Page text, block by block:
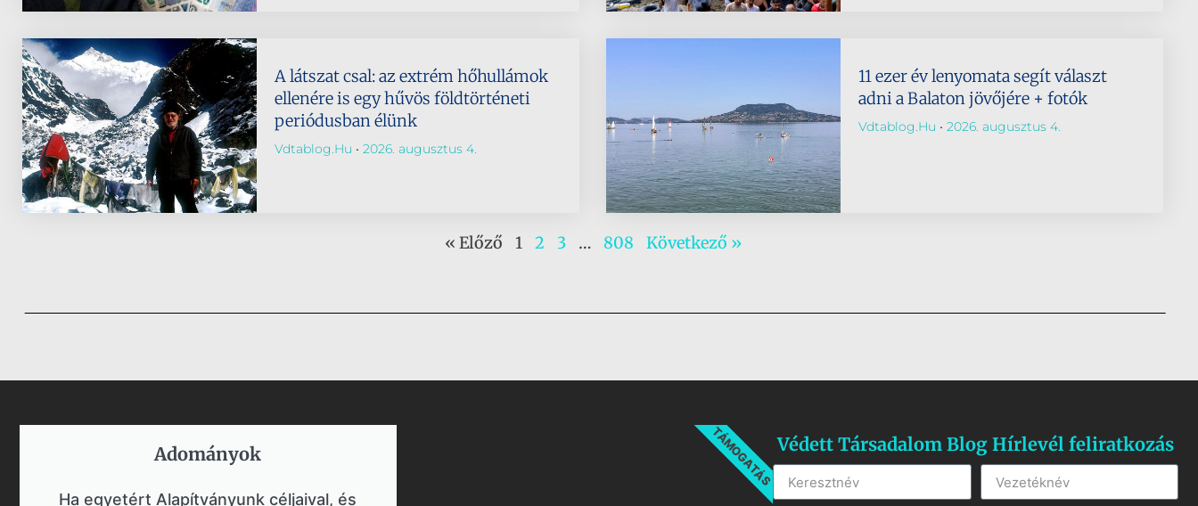
A látszat csal: az extrém hőhullámok
ellenére is egy hűvös földtörténeti
periódusban élünk
Vdtablog.hu 2026. augusztus 4.
11 ezer év lenyomata segít választ
adni a Balaton jövőjére + fotók
Vdtablog.hu 2026. augusztus 4.
« Előző 1 2 3 … 808 Következő »
Adományok​
Ha egyetért Alapítványunk céljaival, és
TÁMOGATÁSVédett Társadalom Blog Hírlevél feliratkozás